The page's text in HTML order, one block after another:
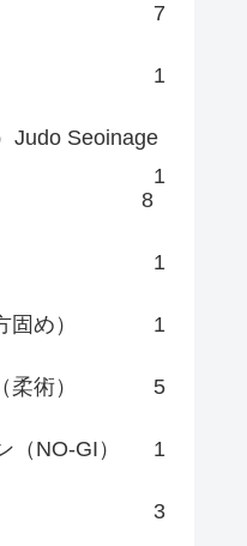
7
1
Judo Seoinage
1
8
1
め） 1
術） 5
（NO-GI） 1
3